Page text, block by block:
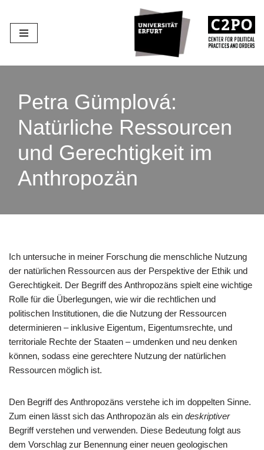
Zum
Inhalt
Petra Gümplová:
Natürliche Ressourcen
und Gerechtigkeit im
Anthropozän
Ich untersuche in meiner Forschung die menschliche Nutzung
der natürlichen Ressourcen aus der Perspektive der Ethik und
Gerechtigkeit. Der Begriff des Anthropozäns spielt eine wichtige
Rolle für die Überlegungen, wie wir die rechtlichen und
politischen Institutionen, die die Nutzung der Ressourcen
determinieren – inklusive Eigentum, Eigentumsrechte, und
territoriale Rechte der Staaten – umdenken und neu denken
können, sodass eine gerechtere Nutzung der natürlichen
Ressourcen möglich ist.
Den Begriff des Anthropozäns verstehe ich im doppelten Sinne.
Zum einen lässt sich das Anthropozän als ein deskriptiver
Begriff verstehen und verwenden. Diese Bedeutung folgt aus
dem Vorschlag zur Benennung einer neuen geologischen